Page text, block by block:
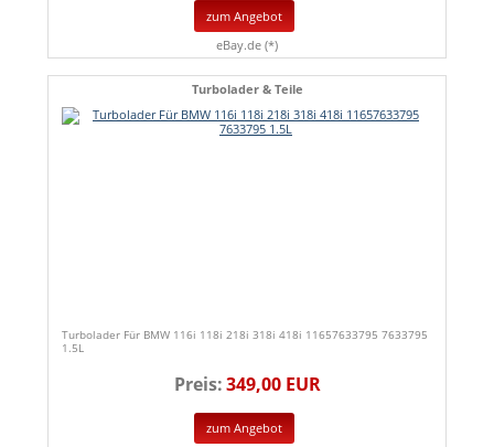
zum Angebot
eBay.de (*)
Turbolader & Teile
Turbolader Für BMW 116i 118i 218i 318i 418i 11657633795 7633795
1.5L
Preis:349,00 EUR
zum Angebot